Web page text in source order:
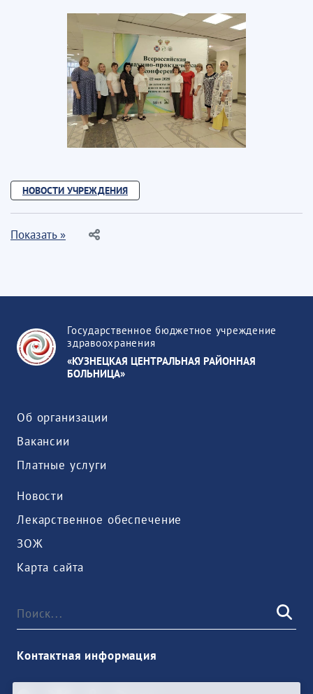
НОВОСТИ УЧРЕЖДЕНИЯ
Показать »
Государственное бюджетное учреждение
здравоохранения
«КУЗНЕЦКАЯ ЦЕНТРАЛЬНАЯ РАЙОННАЯ
БОЛЬНИЦА»
Об организации
Вакансии
Платные услуги
Новости
Лекарственное обеспечение
ЗОЖ
Карта сайта
Контактная информация